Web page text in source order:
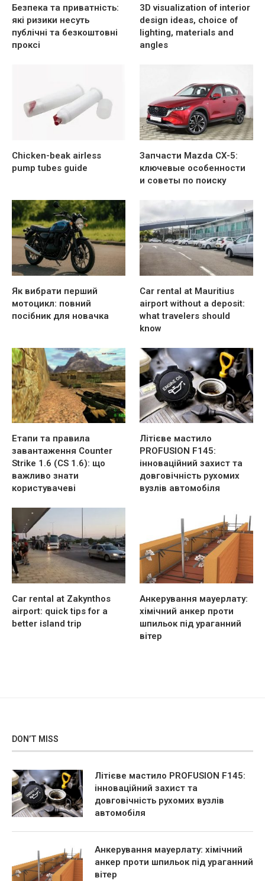
Безпека та приватність:
які ризики несуть
публічні та безкоштовні
проксі
3D visualization of interior
design ideas, choice of
lighting, materials and
angles
Chicken-beak airless
pump tubes guide
Запчасти Mazda CX-5:
ключевые особенности
и советы по поиску
Як вибрати перший
мотоцикл: повний
посібник для новачка
Car rental at Mauritius
airport without a deposit:
what travelers should
know
Етапи та правила
завантаження Counter
Strike 1.6 (CS 1.6): що
важливо знати
користувачеві
Літієве мастило
PROFUSION F145:
інноваційний захист та
довговічність рухомих
вузлів автомобіля
Car rental at Zakynthos
airport: quick tips for a
better island trip
Анкерування мауерлату:
хімічний анкер проти
шпильок під ураганний
вітер
DON’T MISS
Літієве мастило PROFUSION F145:
інноваційний захист та
довговічність рухомих вузлів
автомобіля
Анкерування мауерлату: хімічний
анкер проти шпильок під ураганний
вітер